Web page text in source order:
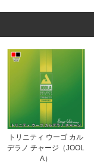
トリニティ ウーゴ カル
デラノ チャージ（JOOL
A）